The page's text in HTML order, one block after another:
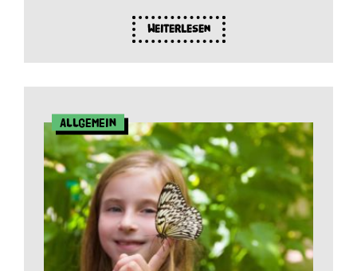
Weiterlesen
Allgemein